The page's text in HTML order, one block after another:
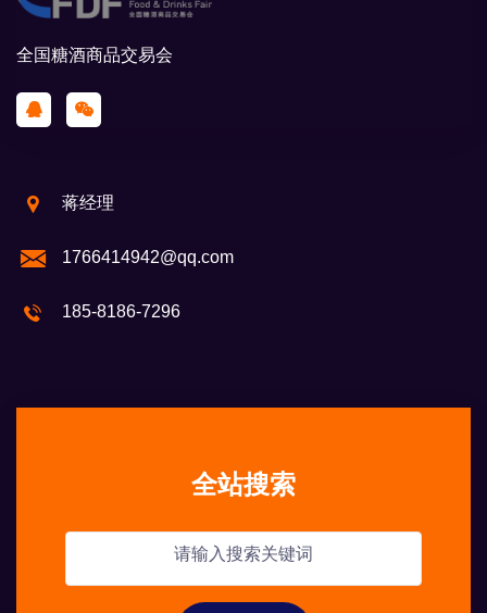
全国糖酒商品交易会
蒋经理
1766414942@qq.com
185-8186-7296
全站搜索